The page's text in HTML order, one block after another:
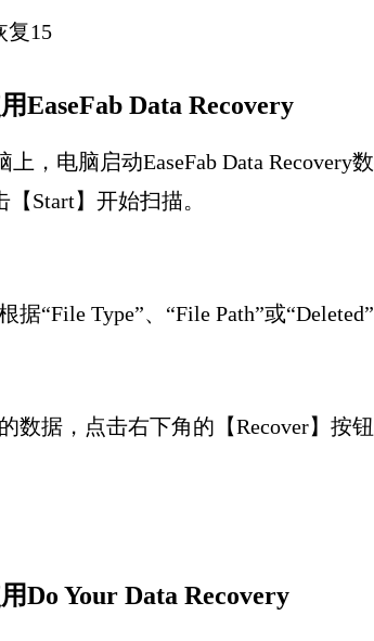
EaseFab Data Recovery
，电脑启动EaseFab Data
Start】开始扫描。
据“File Type”、“File Path”或
数据，点击右下角的【Recover】
Do Your Data Recovery